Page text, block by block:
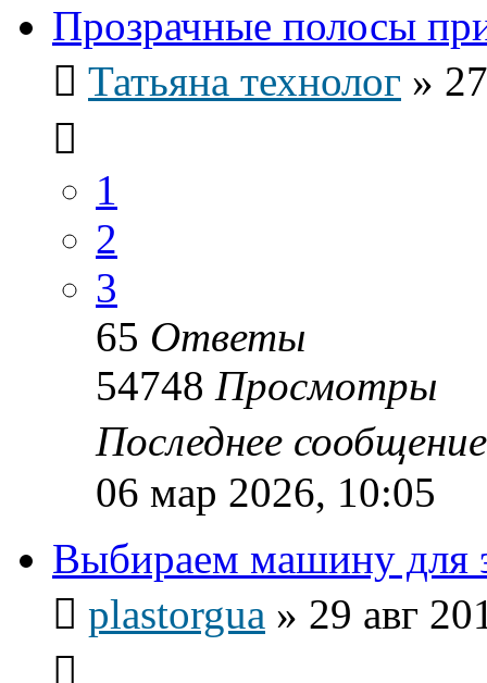
Прозрачные полосы
Татьяна технолог »
1
2
3
65 Ответы
54748 Просмотры
Последнее
06 мар 2026, 10:05
Выбираем машину для
plastorgua » 29 авг